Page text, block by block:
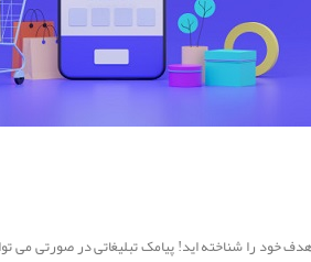
خود را شناخته اید! پیامک تبلیغاتی در صورتی می